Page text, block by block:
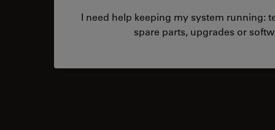
I need help keeping my system running:
spare parts, upgrades or